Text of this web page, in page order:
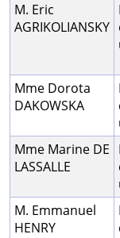
M. Eric
AGRIKOLIANSKY
Mme Dorota
DAKOWSKA
Mme Marine DE
LASSALLE
M. Emmanuel
HENRY